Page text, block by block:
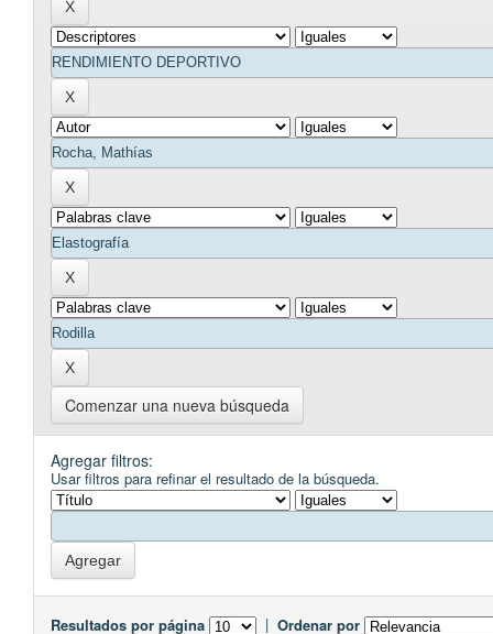
Comenzar una nueva búsqueda
Agregar filtros:
Usar filtros para refinar el resultado de la búsqueda.
Resultados por página | Ordenar por